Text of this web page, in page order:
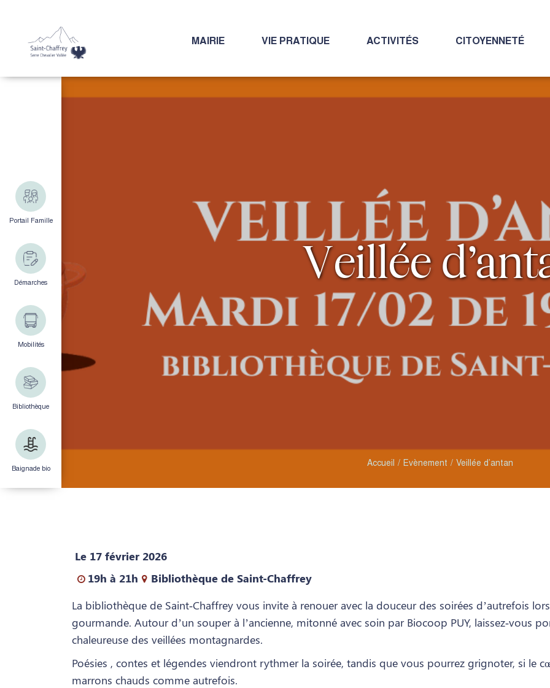
MAIRIE VIE PRATIQUE ACTIVITÉS CITOYENNETÉ
Veillée
Accueil Evènement Veillée d’antan
Portail Famille
Démarches
Mobilités
Bibliothèque
Baignade bio
Le 17 février 2026
19h à 21h
Bibliothèque de Saint-Chaffrey
La bibliothèque de Saint‑Chaffrey vous invite à renouer avec la douceur des soirées d’autrefois
gourmande. Autour d’un souper à l’ancienne, mitonné avec soin par Biocoop PUY, laissez‑vous
chaleureuse des veillées montagnardes.
Poésies , contes et légendes viendront rythmer la soirée, tandis que vous pourrez grignoter, si le
marrons chauds comme autrefois.